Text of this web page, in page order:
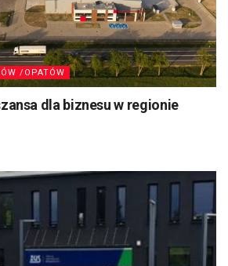
/OPATÓW
dla biznesu w regionie